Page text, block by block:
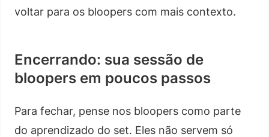
voltar para os bloopers com mais contexto.
Encerrando: sua sessão de
bloopers em poucos passos
Para fechar, pense nos bloopers como parte
do aprendizado do set. Eles não servem só